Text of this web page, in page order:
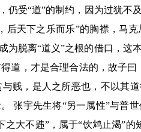
，仍受“道”的制约，因为过犹不
后天下之乐而乐”的胸襟，马
为脱离“道义”之根的借口，这
道，才是合理合法的，故子曰
贱，是人之所恶也，不以其
张宇先生将“另一属性”与普世
之大不韪”，属于“饮鸩止渴”的